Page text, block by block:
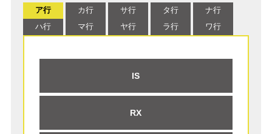
ア行 カ行 サ行 タ行
ナ行
ハ行
マ行 ヤ行 ラ行 ワ行
IS
RX